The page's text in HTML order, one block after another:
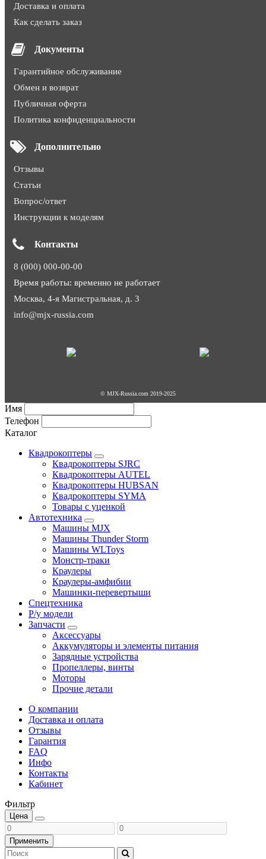
Доставка и оплата
Как сделать заказ
Документы
Гарантийное обслуживание
Обмен и возврат
Публичная оферта
Политика конфиденциальности
Дополнительно
Отзывы
Статьи
Вопрос/ответ
Инструкции к моделям
Контакты
8 (000) 000-00-00
Время работы: временно не работает
Москва, 4-я Магистральная, д. 3
info@mjx-russia.com
© MJX-Russia.com 2019-2025
Имя
Телефон
Каталог
Квадрокоптеры
Квадрокоптеры SJRC
Квадрокоптеры AUTEL
Квадрокоптеры HUBSAN
Квадрокоптеры SYMA
Товары с уценкой
Автотехника
Машины MJX
Машины Thunder Storm
Машины WLToys
Монстр-траки
Краулеры
Краулеры-амфибии
Машинки-перевертыши
Спецтехника
Р/у модели
Запчасти
Аксессуары
Аккумуляторы и элементы питания
Зарядные устройства
Пропеллеры, винты
Моторы
Прочие детали
О компании
Доставка и оплата
Отзывы
Гарантия
FAQ
Инфо
Контакты
Кабинет
Фильтр
Цена
Применить